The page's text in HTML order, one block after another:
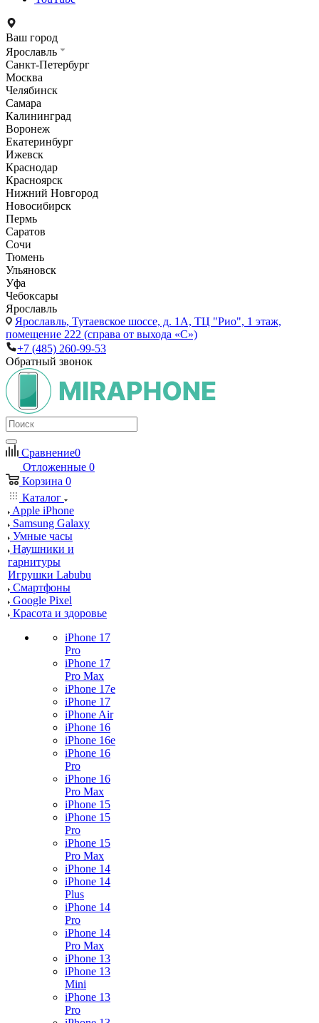
Ваш город
Ярославль
Санкт-Петербург
Москва
Челябинск
Самара
Калининград
Воронеж
Екатеринбург
Ижевск
Краснодар
Красноярск
Нижний Новгород
Новосибирск
Пермь
Саратов
Сочи
Тюмень
Ульяновск
Уфа
Чебоксары
Ярославль
Ярославль, Тутаевское шоссе, д. 1А, ТЦ "Рио", 1 этаж,
помещение 222 (справа от выхода «С»)
+7 (485) 260-99-53
Обратный звонок
Сравнение0
Отложенные 0
Корзина 0
Каталог
Apple iPhone
Samsung Galaxy
Умные часы
Наушники и
гарнитуры
Игрушки Labubu
Смартфоны
Google Pixel
Красота и здоровье
iPhone 17
Pro
iPhone 17
Pro Max
iPhone 17e
iPhone 17
iPhone Air
iPhone 16
iPhone 16e
iPhone 16
Pro
iPhone 16
Pro Max
iPhone 15
iPhone 15
Pro
iPhone 15
Pro Max
iPhone 14
iPhone 14
Plus
iPhone 14
Pro
iPhone 14
Pro Max
iPhone 13
iPhone 13
Mini
iPhone 13
Pro